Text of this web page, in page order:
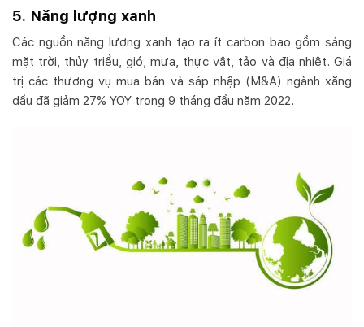
5. Năng lượng xanh
Các nguồn năng lượng xanh tạo ra ít carbon bao gồm sáng
mặt trời, thủy triều, gió, mưa, thực vật, tảo và địa nhiệt. Giá
trị các thương vụ mua bán và sáp nhập (M&A) ngành xăng
dầu đã giảm 27% YOY trong 9 tháng đầu năm 2022.